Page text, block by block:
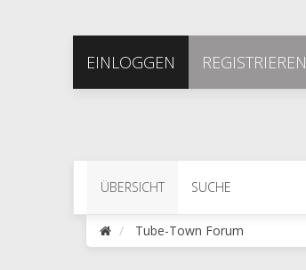
EINLOGGEN REGISTRIEREN
ÜBERSICHT SUCHE
Tube-Town Forum